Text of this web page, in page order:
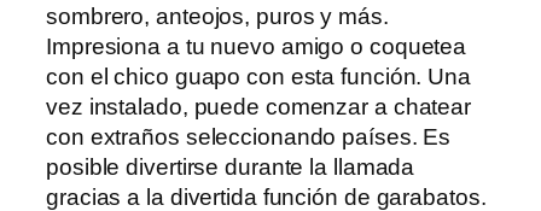
sombrero, anteojos, puros y más.
Impresiona a tu nuevo amigo o coquetea
con el chico guapo con esta función. Una
vez instalado, puede comenzar a chatear
con extraños seleccionando países. Es
posible divertirse durante la llamada
gracias a la divertida función de garabatos.